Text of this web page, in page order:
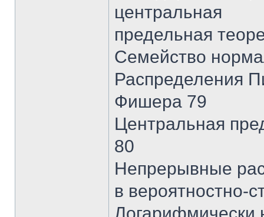
центральная
предельная
Семейство
Распределения
Фишера 79
Центральная
80
Непрерывные
в вероятностно-